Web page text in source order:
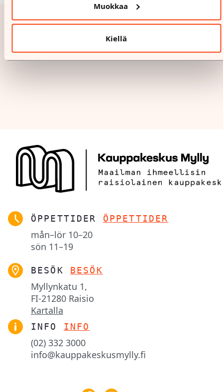
Muokkaa
Kiellä
ÖPPETTIDER ÖPPETTIDER
mån–lör 10–20
sön 11–19
BESÖK BESÖK
Myllynkatu 1,
FI-21280 Raisio
Kartalla
INFO INFO
(02) 332 3000
info@kauppakeskusmylly.fi